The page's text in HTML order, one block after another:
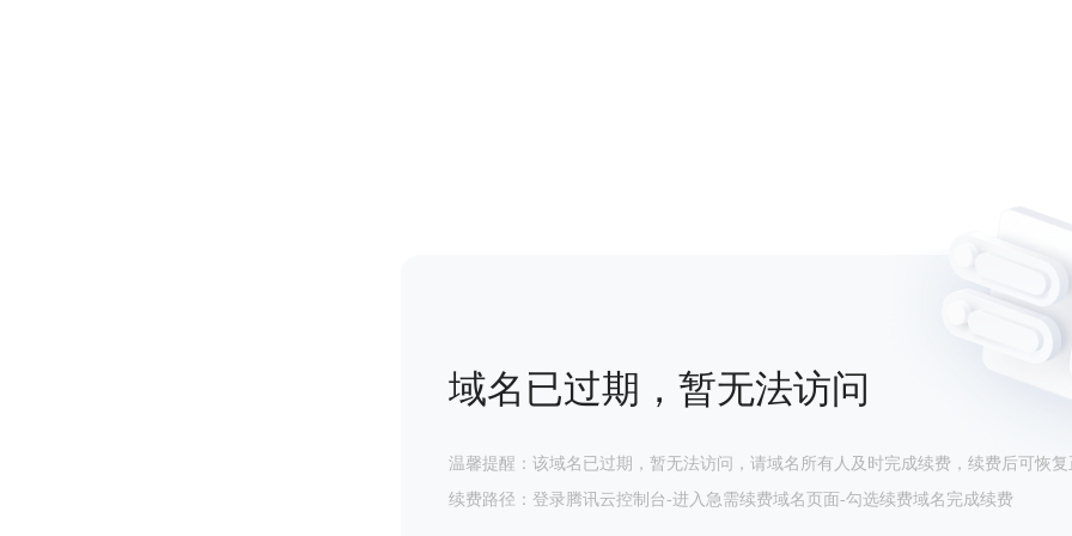
域名已过期，暂无法访问
温馨提醒：该域名已过期，暂无法访问，请域名所有人及时完成续费，续费后可恢复
续费路径：登录腾讯云控制台-进入急需续费域名页面-勾选续费域名完成续费